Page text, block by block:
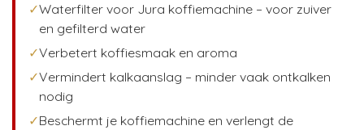
✓Waterfilter voor Jura koffiemachine – voor zuiver
en gefilterd water
✓Verbetert koffiesmaak en aroma
✓Vermindert kalkaanslag – minder vaak ontkalken
nodig
✓Beschermt je koffiemachine en verlengt de